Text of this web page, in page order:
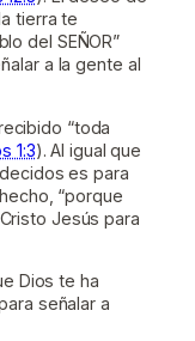
tierra te
del SEÑOR”
a la gente al
“toda
1:3). Al igual que
es para
“porque
Jesús para
Dios te ha
señalar a